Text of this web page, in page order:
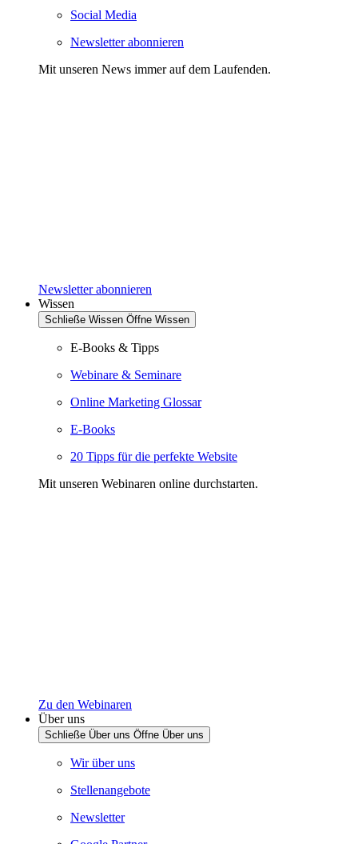
Social Media
Newsletter abonnieren
Mit unseren News immer auf dem Laufenden.
Newsletter abonnieren
Wissen
Schließe Wissen Öffne Wissen
E-Books & Tipps
Webinare & Seminare
Online Marketing Glossar
E-Books
20 Tipps für die perfekte Website
Mit unseren Webinaren online durchstarten.
Zu den Webinaren
Über uns
Schließe Über uns Öffne Über uns
Wir über uns
Stellenangebote
Newsletter